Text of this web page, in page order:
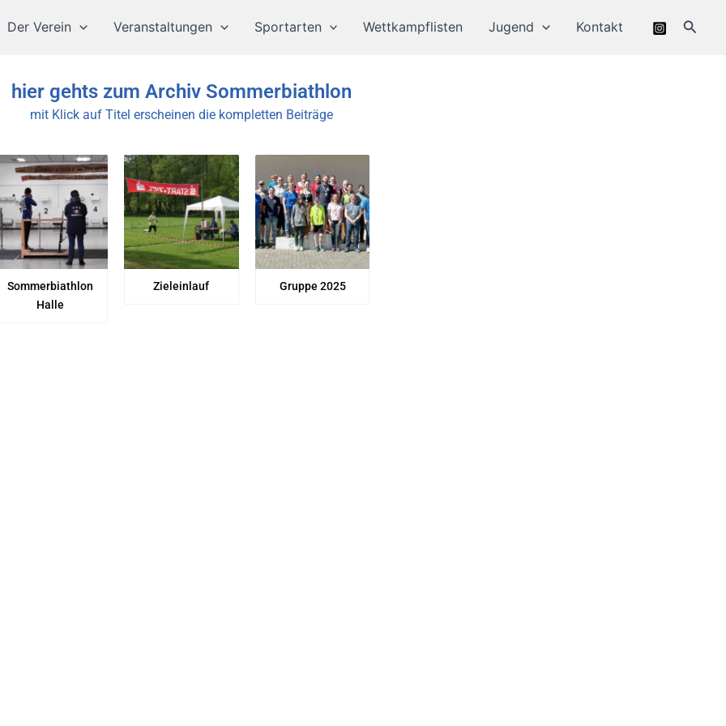
Der Verein Veranstaltungen Sportarten Wettkampflisten Jugend Kontakt
hier gehts zum Archiv Sommerbiathlon
mit Klick auf Titel erscheinen die kompletten Beiträge
Sommerbiathlon
Halle
Zieleinlauf Gruppe 2025